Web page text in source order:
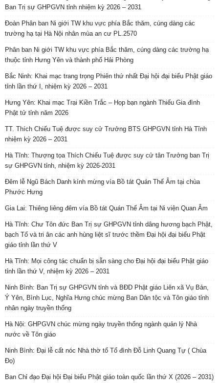
Ban Trị sự GHPGVN tỉnh nhiệm kỳ 2026 – 2031
Đoàn Phân ban Ni giới TW khu vực phía Bắc thăm, cúng dàng các
trường hạ tại Hà Nội nhân mùa an cư PL.2570
Phân ban Ni giới TW khu vực phía Bắc thăm, cúng dàng các trường hạ
thuộc tỉnh Hưng Yên và thành phố Hải Phòng
Bắc Ninh: Khai mạc trang trọng Phiên thứ nhất Đại hội đại biểu Phật giáo
tỉnh lần thứ I, nhiệm kỳ 2026 – 2031
Hưng Yên: Khai mạc Trại Kiền Trắc – Họp bạn ngành Thiếu Gia đình
Phật tử tỉnh năm 2026
TT. Thích Chiếu Tuệ được suy cử Trưởng BTS GHPGVN tỉnh Hà Tĩnh
nhiệm kỳ 2026 – 2031
Hà Tĩnh: Thượng tọa Thích Chiếu Tuệ được suy cử tân Trưởng ban Trị
sự GHPGVN tỉnh, nhiệm kỳ 2026-2031
Đêm lễ Ngũ Bách Danh kính mừng vía Bồ tát Quán Thế Âm tại chùa
Phước Hưng
Gia Lai: Thiêng liêng đêm vía Bồ tát Quán Thế Âm tại Ni viện Quan Âm
Hà Tĩnh: Chư Tôn đức Ban Trị sự GHPGVN tỉnh dâng hương bạch Phật,
bạch Tổ và tri ân các anh hùng liệt sĩ trước thềm Đại hội đại biểu Phật
giáo tỉnh lần thứ V
Hà Tĩnh: Mọi công tác chuẩn bị sẵn sàng cho Đại hội đại biểu Phật giáo
tỉnh lần thứ V, nhiệm kỳ 2026 – 2031
Ninh Bình: Ban Trị sự GHPGVN tỉnh và BĐD Phật giáo Liên xã Vụ Bản,
Ý Yên, Bình Lục, Nghĩa Hưng chúc mừng Ban Dân tộc và Tôn giáo tỉnh
nhân ngày truyền thống
Hà Nội: GHPGVN chúc mừng ngày truyền thống ngành quản lý Nhà
nước về Tôn giáo
Ninh Bình: Đại lễ cất nóc Nhà thờ tổ Tổ đình Đỗ Linh Quang Tự ( Chùa
Đọ)
Ban Chỉ đạo Đại hội Đại biểu Phật giáo toàn quốc lần thứ X (2026 – 2031)